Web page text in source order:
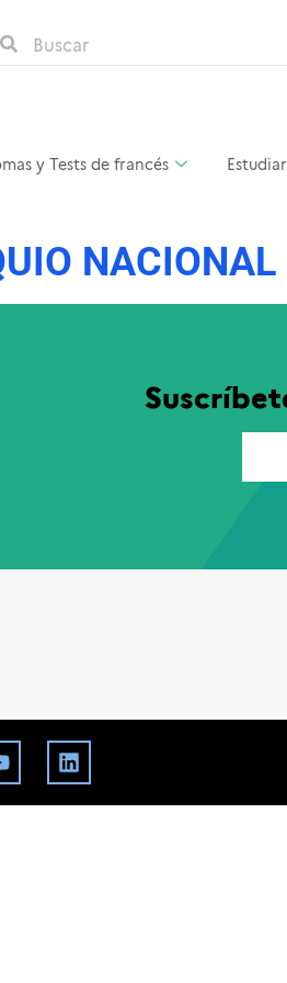
y Tests de francés
NACIONAL